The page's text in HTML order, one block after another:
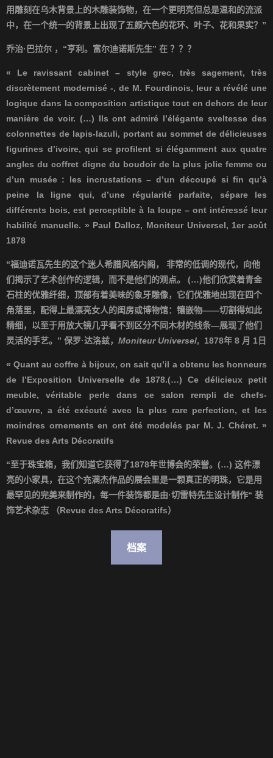
用雕刻在乌木背景上的木雕装饰物，在一个更明亮但总是温和的流派
中，在一个统一的背景上出现了五颜六色的花环、叶子、花和果实？ ”
乔治· 巴拉尔 ， “亨利。富尔迪诺斯先生” 在 ？？？
« Le ravissant cabinet – style grec, très sagement, très
discrètement modernisé -, de M. Fourdinois, leur a révélé une
logique dans la composition artistique tout en dehors de leur
manière de voir. (…) Ils ont admiré l’élégante sveltesse des
colonnettes de lapis-lazuli, portant au sommet de délicieuses
figurines d’ivoire, qui se profilent si élégamment aux quatre
angles du coffret digne du boudoir de la plus jolie femme ou
d’un musée : les incrustations – d’un découpé si fin qu’à
peine la ligne qui, d’une régularité parfaite, sépare les
différents bois, est perceptible à la loupe – ont intéressé leur
habilité manuelle. » Paul Dalloz, Moniteur Universel, 1er août
1878
“福迪诺瓦先生的这个迷人希腊风格内阁，
非常的低调的现代，向他
们揭示了艺术创作的逻辑，而不是他们的观点。
(…)他们欣赏着青金
石柱的优雅纤细，顶部有着美味的象牙雕像，它们优雅地出现在四个
角落里，配得上最漂亮女人的闺房或博物馆：镶嵌物——切割得如此
精细，以至于用放大镜几乎看不到区分不同木材的线条—展现了他们
灵活的手艺。 ” 保罗·达洛兹， Moniteur Universel, 1878年 8 月 1 日
« Quant au coffre à bijoux, on sait qu’il a obtenu les honneurs
de l’Exposition Universelle de 1878.(…) Ce délicieux petit
meuble, véritable perle dans ce salon rempli de chefs-
d’œuvre, a été exécuté avec la plus rare perfection, et les
moindres ornements en ont été modelés par M. J. Chéret. »
Revue des Arts Décoratifs
“至于珠宝箱，我们知道它获得了1878年世博会的荣誉。 (…) 这件漂
亮的小家具，在这个充满杰作品的展会里是一颗真正的明珠，它是用
最罕见的完美来制作的，每一件装饰都是由·切雷特先生设计制作“ 装
饰艺术杂志
（Revue des Arts Décoratifs）
档案